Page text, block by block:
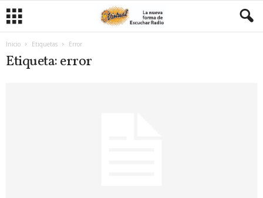
Inicio Etiquetas Error
Etiqueta: error